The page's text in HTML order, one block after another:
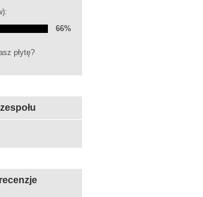
66%
płytę?